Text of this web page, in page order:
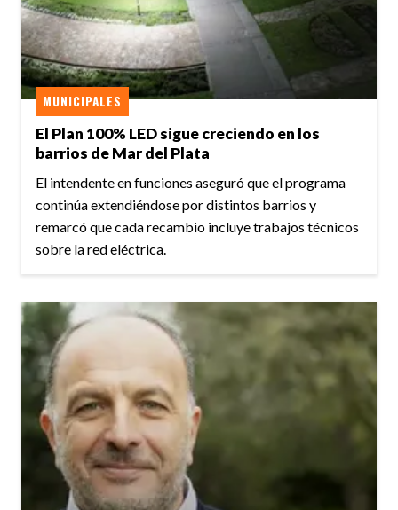
El Plan 100% LED sigue creciendo en los
barrios de Mar del Plata
MUNICIPALES
El intendente en funciones aseguró que el programa
continúa extendiéndose por distintos barrios y
remarcó que cada recambio incluye trabajos técnicos
sobre la red eléctrica.